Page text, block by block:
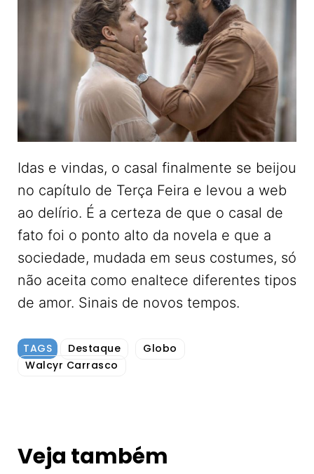
Idas e vindas, o casal finalmente se beijou
no capítulo de Terça Feira e levou a web
ao delírio. É a certeza de que o casal de
fato foi o ponto alto da novela e que a
sociedade, mudada em seus costumes, só
não aceita como enaltece diferentes tipos
de amor. Sinais de novos tempos.
TAGS Destaque
Globo
Walcyr Carrasco
Veja também